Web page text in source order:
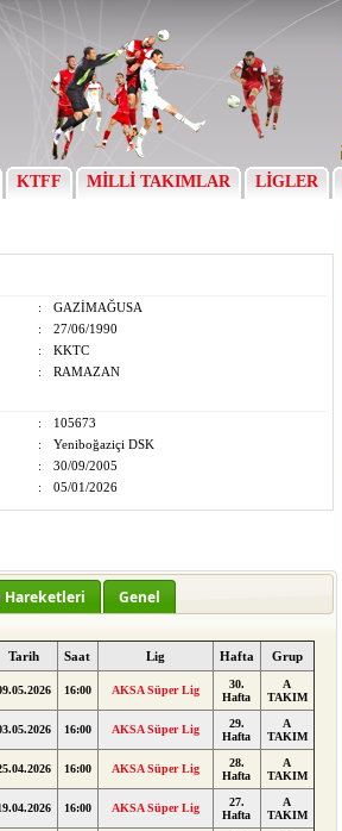
KTFF MİLLİ TAKIMLAR LİGLER
:
GAZİMAĞUSA
:
27/06/1990
:
KKTC
: RAMAZAN
:
105673
:
Yeniboğaziçi DSK
:
30/09/2005
: 05/01/2026
Hareketleri Genel
Tarih Saat Lig Hafta Grup
16:00 AKSA Süper Lig
30.
Hafta
A
TAKIM
16:00 AKSA Süper Lig
29.
Hafta
A
TAKIM
16:00 AKSA Süper Lig
28.
Hafta
A
TAKIM
16:00 AKSA Süper Lig
27.
Hafta
A
TAKIM